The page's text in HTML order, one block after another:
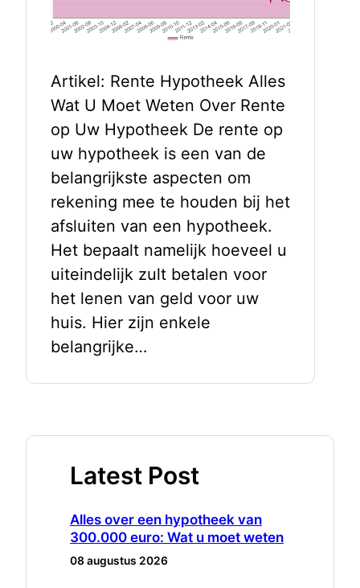
Artikel: Rente Hypotheek Alles
Wat U Moet Weten Over Rente
op Uw Hypotheek De rente op
uw hypotheek is een van de
belangrijkste aspecten om
rekening mee te houden bij het
afsluiten van een hypotheek.
Het bepaalt namelijk hoeveel u
uiteindelijk zult betalen voor
het lenen van geld voor uw
huis. Hier zijn enkele
belangrijke…
Latest Post
Alles over een hypotheek van
300.000 euro: Wat u moet weten
08 augustus 2026